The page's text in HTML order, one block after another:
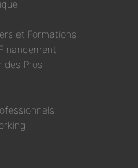
et Formations
des Pros